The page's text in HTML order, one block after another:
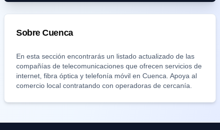
SobreCuenca
En esta sección encontrarás un listado actualizado de las
compañías de telecomunicaciones que ofrecen servicios de
internet, fibra óptica y telefonía móvil en Cuenca . Apoya al
comercio local contratando con operadoras de cercanía.